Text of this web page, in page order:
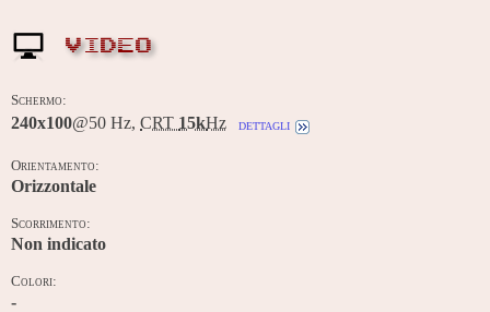
VIDEO
Schermo:
240x100@50 Hz, CRT 15kHz dettagli
Orientamento:
Orizzontale
Scorrimento:
Non indicato
Colori:
-